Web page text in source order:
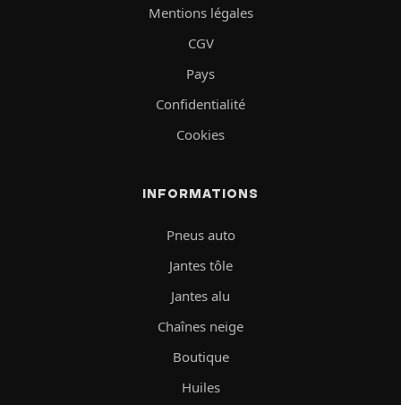
Mentions légales
CGV
Pays
Confidentialité
Cookies
INFORMATIONS
Pneus auto
Jantes tôle
Jantes alu
Chaînes neige
Boutique
Huiles